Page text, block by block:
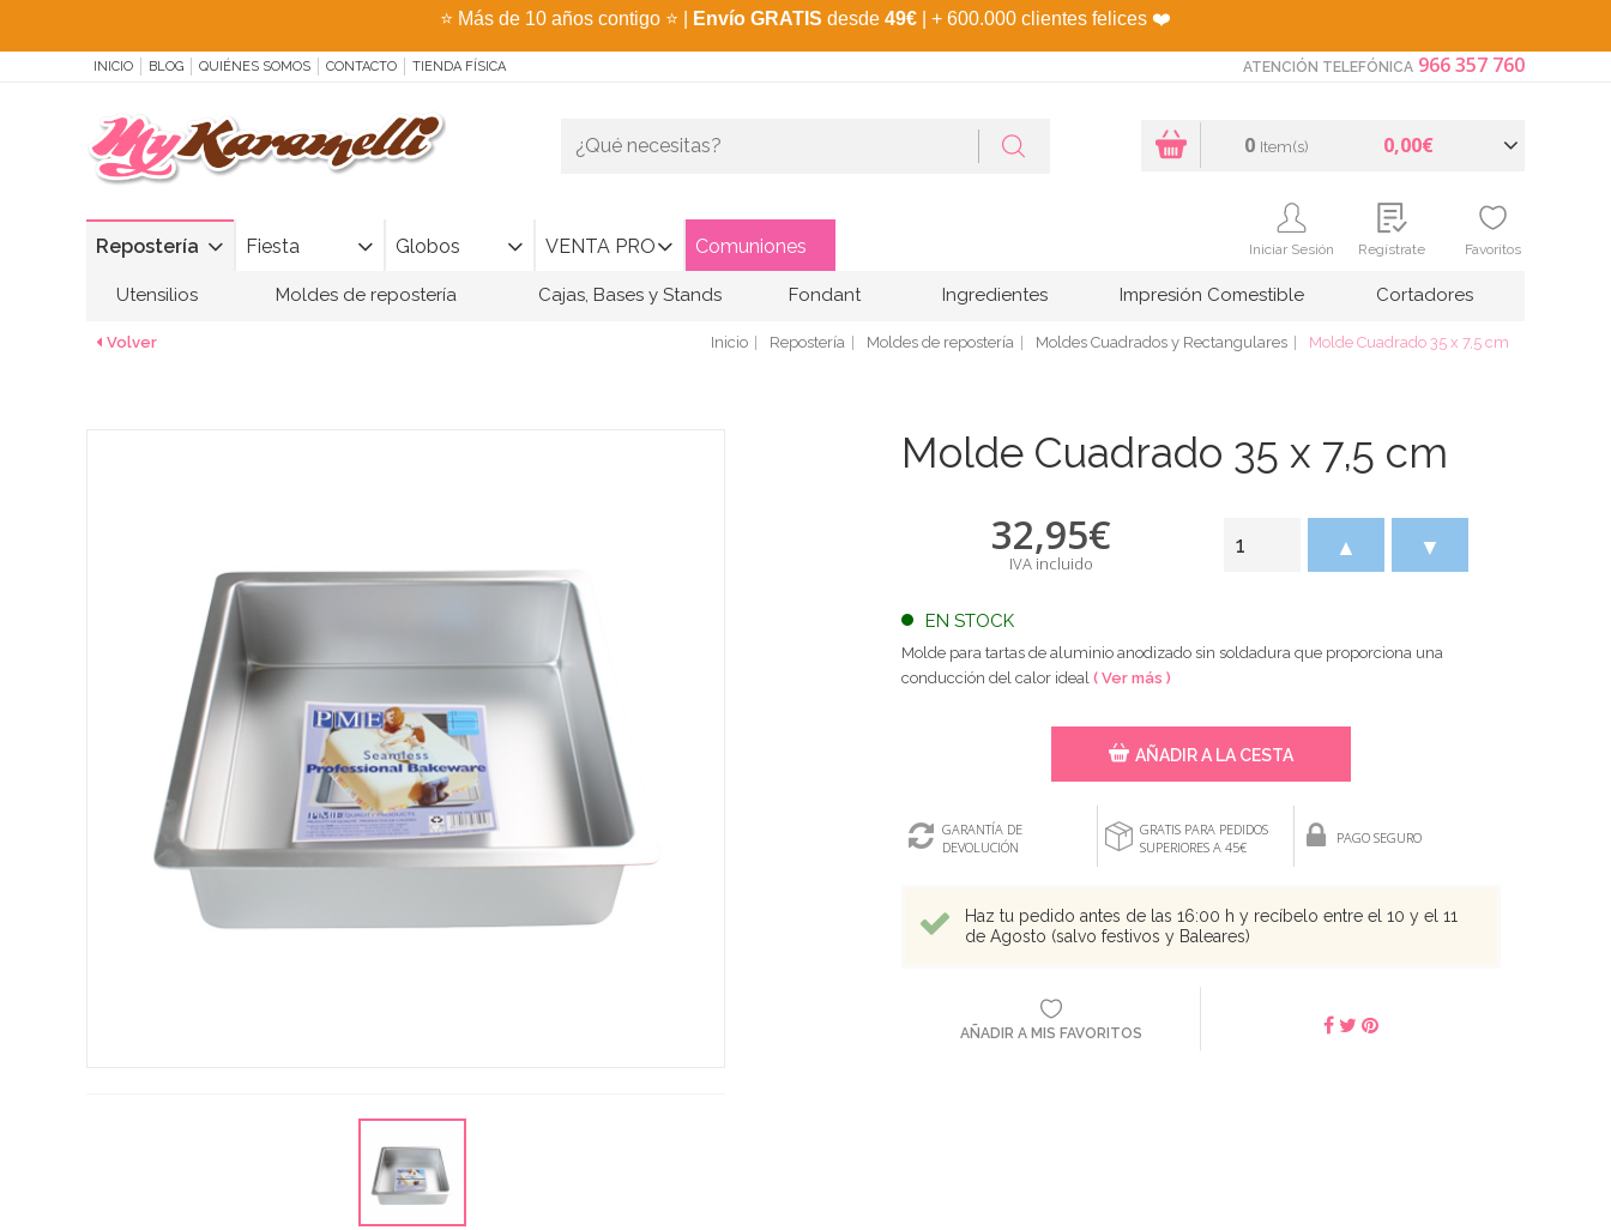
⭐ Más de 10 años contigo ⭐ Envío GRATIS desde 49€ | + 600.000 clientes felices ❤️
INICIO BLOG QUIÉNES SOMOS CONTACTO TIENDA FÍSICA ATENCIÓN TELEFÓNICA 966 357 760
Repostería Fiesta Globos VENTA PRO Comuniones
0 Item(s) 0,00€
Iniciar Sesión Regístrate Favoritos
Utensilios Moldes de repostería Cajas, Bases y Stands Fondant Ingredientes Impresión Comestible Cortadores
Volver Inicio Repostería Moldes de repostería Moldes Cuadrados y Rectangulares Molde Cuadrado 35 x 7,5 cm
Molde Cuadrado 35 x 7,5 cm
32,95€
IVA incluido
EN STOCK
▲ ▼
Molde para tartas de aluminio anodizado sin soldadura que proporciona una
conducción del calor ideal ( Ver más )
AÑADIR A LA CESTA
GARANTÍA DE
DEVOLUCIÓN
GRATIS PARA PEDIDOS
SUPERIORES A 45€
PAGO SEGURO
Haz tu pedido antes de las 16:00 h y recíbelo entre el 10 y el 11
de Agosto (salvo festivos y Baleares)
AÑADIR A MIS FAVORITOS